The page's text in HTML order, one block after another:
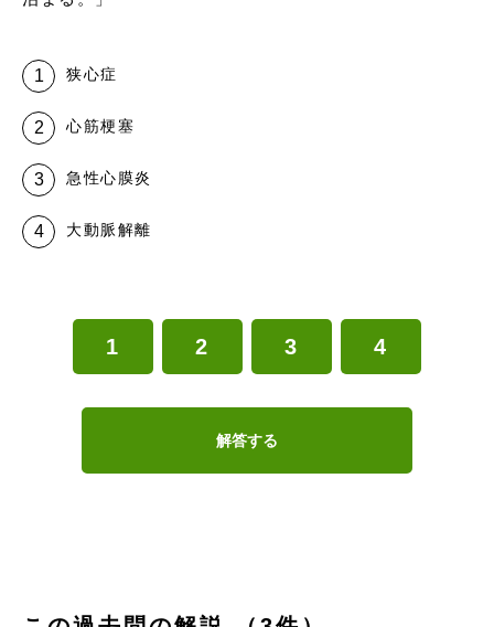
狭心症
心筋梗塞
急性心膜炎
大動脈解離
1 2 3 4
解答する